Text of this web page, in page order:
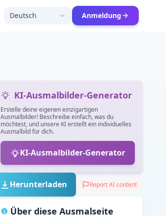
Deutsch Anmeldung
KI-Ausmalbilder-Generator
Erstelle deine eigenen einzigartigen
Ausmalbilder! Beschreibe einfach, was du
möchtest, und unsere KI erstellt ein individuelles
Ausmalbild für dich.
KI-Ausmalbilder-Generator
Herunterladen Report AI content
Über diese Ausmalseite